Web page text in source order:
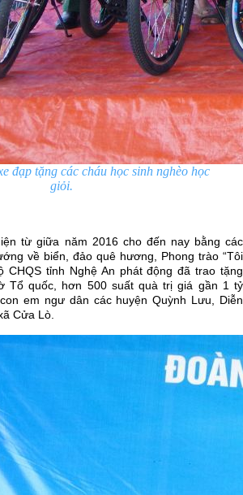
đạp tặng các cháu học sinh nghèo học
giỏi.
từ giữa năm 2016 cho đến nay bằng các
về biển, đảo quê hương, Phong trào “Tôi
CHQS tỉnh Nghệ An phát động đã trao tặng
Tổ quốc, hơn 500 suất quà trị giá gần 1 tỷ
em ngư dân các huyện Quỳnh Lưu, Diễn
Cửa Lò.